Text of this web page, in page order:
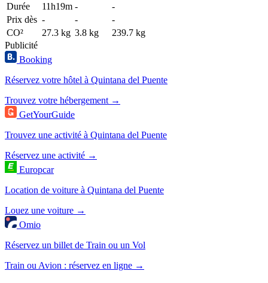
Durée
11h19m -
-
Prix dès - -
-
CO²
27.3 kg 3.8 kg
239.7 kg
Publicité
Booking
Réservez votre hôtel à Quintana del Puente
Trouvez votre hébergement →
GetYourGuide
Trouvez une activité à Quintana del Puente
Réservez une activité →
Europcar
Location de voiture à Quintana del Puente
Louez une voiture →
Omio
Réservez un billet de Train ou un Vol
Train ou Avion : réservez en ligne →